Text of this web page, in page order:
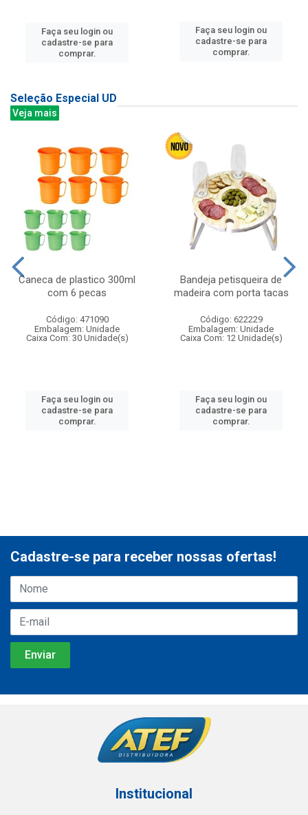
Faça seu login ou
cadastre-se para
comprar.
Faça seu login ou
cadastre-se para
comprar.
Seleção Especial UD
Veja mais
Caneca de plastico 300ml
com 6 pecas
Código: 471090
Embalagem: Unidade
Caixa Com: 30 Unidade(s)
Faça seu login ou
cadastre-se para
comprar.
Bandeja petisqueira de
madeira com porta tacas
Código: 622229
Embalagem: Unidade
Caixa Com: 12 Unidade(s)
Faça seu login ou
cadastre-se para
comprar.
Cadastre-se para receber nossas ofertas!
Institucional